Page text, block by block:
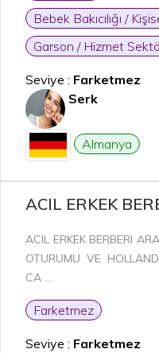
Bebek Bakıcılığı /
Garson / Hizmet
Seviye : Farketmez
Serk
Almanya
ACIL ERKEK
ACIL ERKEK BERBERI
OTURUMU VE
CA ...
Farketmez
Seviye : Farketmez